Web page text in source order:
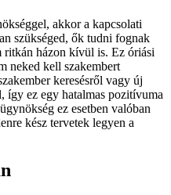
akkor a kapcsolati
szükséged, ők tudni fognak
ritkán házon kívül is. Ez óriási
neked kell szakembert
keresésről vagy új
így ez egy hatalmas pozitívuma
ez esetben valóban
kész tervetek legyen a